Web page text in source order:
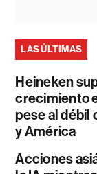
LAS ÚLTIMAS
Heineken
crecimiento
pese al débil
y América
Acciones